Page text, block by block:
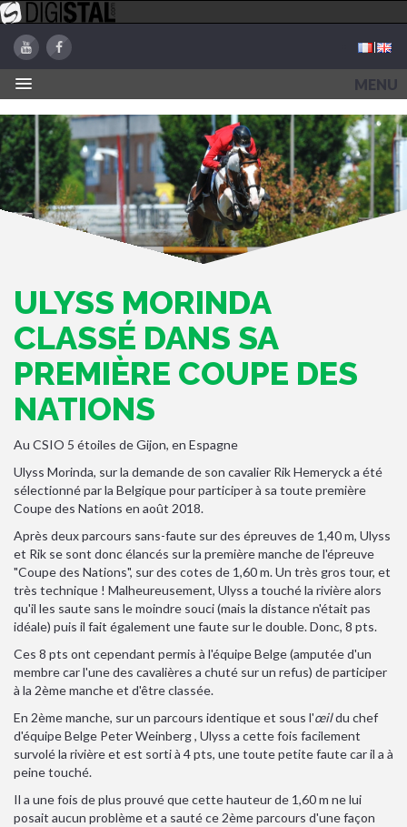
MENU
ULYSS MORINDA
CLASSÉ DANS SA
PREMIÈRE COUPE DES
NATIONS
Au CSIO 5 étoiles de Gijon, en Espagne
Ulyss Morinda, sur la demande de son cavalier Rik Hemeryck a été
sélectionné par la Belgique pour participer à sa toute première
Coupe des Nations en août 2018.
Après deux parcours sans-faute sur des épreuves de 1,40 m, Ulyss
et Rik se sont donc élancés sur la première manche de l'épreuve
"Coupe des Nations", sur des cotes de 1,60 m. Un très gros tour, et
très technique ! Malheureusement, Ulyss a touché la rivière alors
qu'il les saute sans le moindre souci (mais la distance n'était pas
idéale) puis il fait également une faute sur le double. Donc, 8 pts.
Ces 8 pts ont cependant permis à l'équipe Belge (amputée d'un
membre car l'une des cavalières a chuté sur un refus) de participer
à la 2ème manche et d'être classée.
En 2ème manche, sur un parcours identique et sous l'œildu chef
d'équipe Belge Peter Weinberg , Ulyss a cette fois facilement
survolé la rivière et est sorti à 4 pts, une toute petite faute car il a à
peine touché.
Il a une fois de plus prouvé que cette hauteur de 1,60 m ne lui
posait aucun problème et a sauté ce 2ème parcours d'une façon